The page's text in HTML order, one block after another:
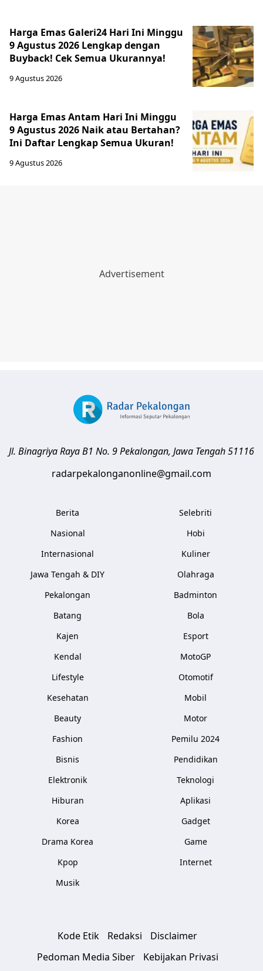
Harga Emas Galeri24 Hari Ini Minggu
9 Agustus 2026 Lengkap dengan
Buyback! Cek Semua Ukurannya!
9 Agustus 2026
Harga Emas Antam Hari Ini Minggu
9 Agustus 2026 Naik atau Bertahan?
Ini Daftar Lengkap Semua Ukuran!
9 Agustus 2026
Jl. Binagriya Raya B1 No. 9Pekalongan, Jawa Tengah51116
radarpekalonganonline@gmail.com
Berita
Nasional
Internasional
Jawa Tengah & DIY
Pekalongan
Batang
Kajen
Kendal
Lifestyle
Kesehatan
Beauty
Fashion
Bisnis
Elektronik
Hiburan
Korea
Drama Korea
Kpop
Musik
Selebriti
Hobi
Kuliner
Olahraga
Badminton
Bola
Esport
MotoGP
Otomotif
Mobil
Motor
Pemilu 2024
Pendidikan
Teknologi
Aplikasi
Gadget
Game
Internet
Kode Etik Redaksi
Disclaimer
Pedoman Media Siber
Kebijakan Privasi